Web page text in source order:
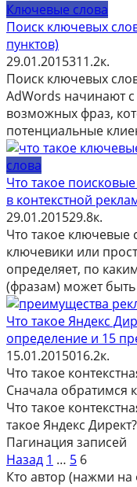
Ключевые слова
Поиск ключевых
пунктов)
29.01.2015311.2к.
Поиск ключевых
AdWords начинают
возможных фраз,
потенциальные
слова
Что такое
в контекстной
29.01.201529.8к.
Что такое
ключевики или
определяет, по
(фразам) может
Что такое Яндекс
определение и 15
15.01.2015016.2к.
Что такое
Сначала обратимся
Что такое
такое Яндекс Директ?
Пагинация записей
Назад 1 … 5 6
Кто автор (нажми на